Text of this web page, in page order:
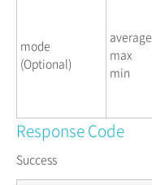
mode
(Optional)
average
max
min
Response Code
Success